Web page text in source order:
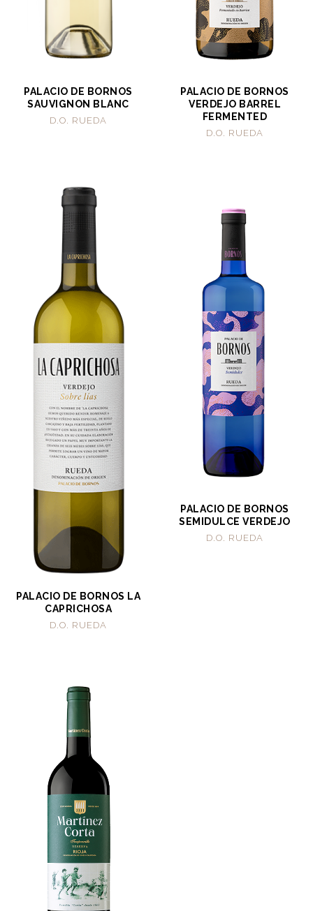
PALACIO DE BORNOS
SAUVIGNON BLANC
D.O. RUEDA
PALACIO DE BORNOS
VERDEJO BARREL
FERMENTED
D.O. RUEDA
PALACIO DE BORNOS LA
CAPRICHOSA
D.O. RUEDA
PALACIO DE BORNOS
SEMIDULCE VERDEJO
D.O. RUEDA